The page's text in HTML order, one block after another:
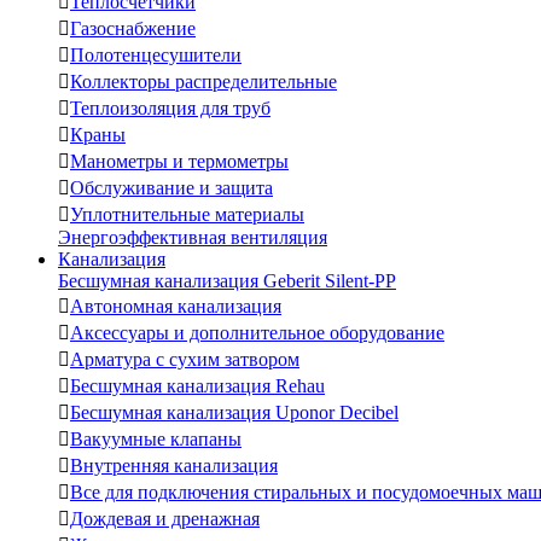
Газоснабжение
Полотенцесушители
Коллекторы распределительные
Теплоизоляция для труб
Краны
Манометры и термометры
Обслуживание и защита
Уплотнительные материалы
Энергоэффективная вентиляция
Канализация
Бесшумная канализация Geberit Silent-PP
Автономная канализация
Аксессуары и дополнительное оборудование
Арматура с сухим затвором
Бесшумная канализация Rehau
Бесшумная канализация Uponor Decibel
Вакуумные клапаны
Внутренняя канализация
Все для подключения стиральных и посудомоечных
Дождевая и дренажная